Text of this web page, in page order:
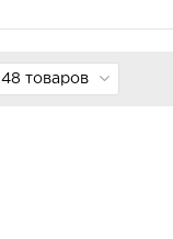
48 товаров